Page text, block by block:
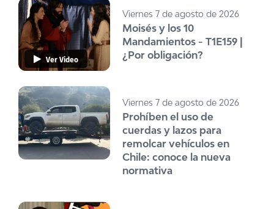
Ver Video
Viernes 7 de agosto de 2026
Moisés y los 10
Mandamientos - T1E159 |
¿Por obligación?
Viernes 7 de agosto de 2026
Prohíben el uso de
cuerdas y lazos para
remolcar vehículos en
Chile: conoce la nueva
normativa